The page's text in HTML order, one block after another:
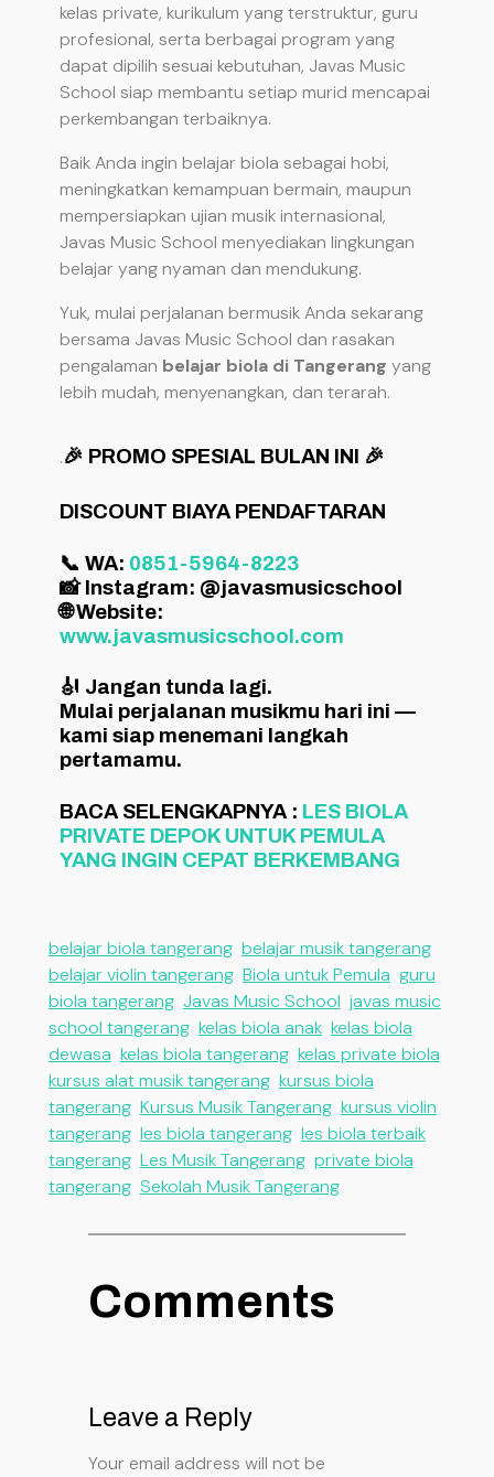
kelas private, kurikulum yang terstruktur, guru
profesional, serta berbagai program yang
dapat dipilih sesuai kebutuhan, Javas Music
School siap membantu setiap murid mencapai
perkembangan terbaiknya.
Baik Anda ingin belajar biola sebagai hobi,
meningkatkan kemampuan bermain, maupun
mempersiapkan ujian musik internasional,
Javas Music School menyediakan lingkungan
belajar yang nyaman dan mendukung.
Yuk, mulai perjalanan bermusik Anda sekarang
bersama Javas Music School dan rasakan
pengalaman belajar biola di Tangerang yang
lebih mudah, menyenangkan, dan terarah.
.🎉 PROMO SPESIAL BULAN INI 🎉
DISCOUNT BIAYA PENDAFTARAN
📞 WA: 0851-5964-8223
📸 Instagram: @javasmusicschool
🌐 Website:
www.javasmusicschool.com
🎻 Jangan tunda lagi.
Mulai perjalanan musikmu hari ini —
kami siap menemani langkah
pertamamu.
BACA SELENGKAPNYA : LES BIOLA
PRIVATE DEPOK UNTUK PEMULA
YANG INGIN CEPAT BERKEMBANG
belajar biola tangerang belajar musik tangerang
belajar violin tangerang Biola untuk Pemula guru
biola tangerang Javas Music School javas music
school tangerang kelas biola anak kelas biola
dewasa kelas biola tangerang kelas private biola
kursus alat musik tangerang kursus biola
tangerang Kursus Musik Tangerang kursus violin
tangerang les biola tangerang les biola terbaik
tangerang Les Musik Tangerang private biola
tangerang Sekolah Musik Tangerang
Comments
Leave a Reply
Your email address will not be